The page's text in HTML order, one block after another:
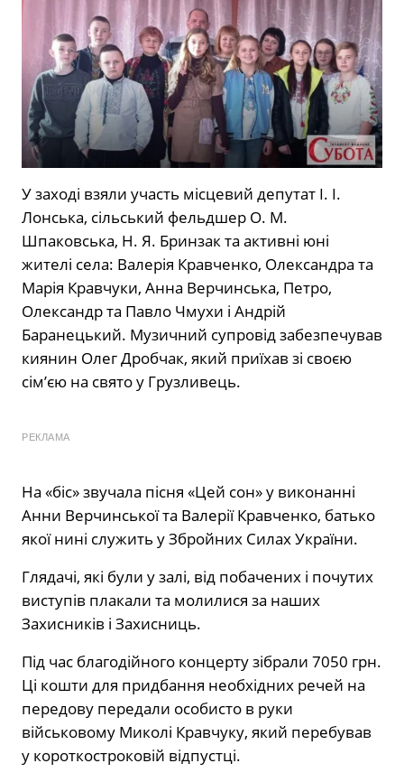
У заході взяли участь місцевий депутат І. І.
Лонська, сільський фельдшер О. М.
Шпаковська, Н. Я. Бринзак та активні юні
жителі села: Валерія Кравченко, Олександра та
Марія Кравчуки, Анна Верчинська, Петро,
Олександр та Павло Чмухи і Андрій
Баранецький. Музичний супровід забезпечував
киянин Олег Дробчак, який приїхав зі своєю
сім’єю на свято у Грузливець.
РЕКЛАМА
На «біс» звучала пісня «Цей сон» у виконанні
Анни Верчинської та Валерії Кравченко, батько
якої нині служить у Збройних Силах України.
Глядачі, які були у залі, від побачених і почутих
виступів плакали та молилися за наших
Захисників і Захисниць.
Під час благодійного концерту зібрали 7050 грн.
Ці кошти для придбання необхідних речей на
передову передали особисто в руки
військовому Миколі Кравчуку, який перебував
у короткостроковій відпустці.